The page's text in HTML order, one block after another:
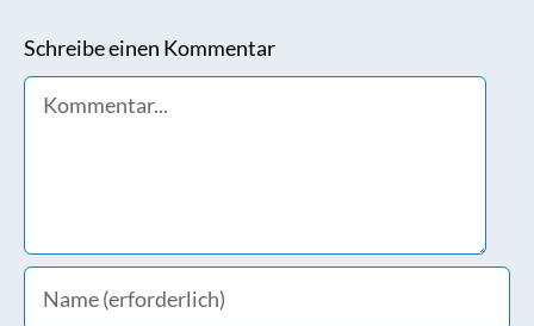
Schreibe einen Kommentar
Comment